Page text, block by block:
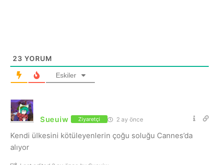
23 YORUM
Eskiler
Sueuiw Ziyaretçi 2 ay önce
Kendi ülkesini kötüleyenlerin çoğu soluğu Cannes’da
alıyor